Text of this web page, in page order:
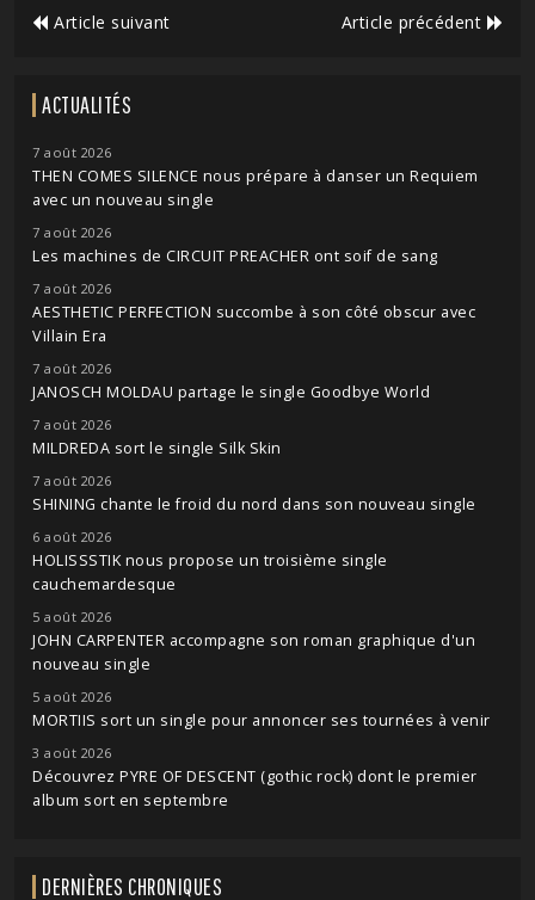
Article suivant Article précédent
ACTUALITÉS
7 août 2026
THEN COMES SILENCE nous prépare à danser un Requiem
avec un nouveau single
7 août 2026
Les machines de CIRCUIT PREACHER ont soif de sang
7 août 2026
AESTHETIC PERFECTION succombe à son côté obscur avec
Villain Era
7 août 2026
JANOSCH MOLDAU partage le single Goodbye World
7 août 2026
MILDREDA sort le single Silk Skin
7 août 2026
SHINING chante le froid du nord dans son nouveau single
6 août 2026
HOLISSSTIK nous propose un troisième single
cauchemardesque
5 août 2026
JOHN CARPENTER accompagne son roman graphique d'un
nouveau single
5 août 2026
MORTIIS sort un single pour annoncer ses tournées à venir
3 août 2026
Découvrez PYRE OF DESCENT (gothic rock) dont le premier
album sort en septembre
DERNIÈRES CHRONIQUES